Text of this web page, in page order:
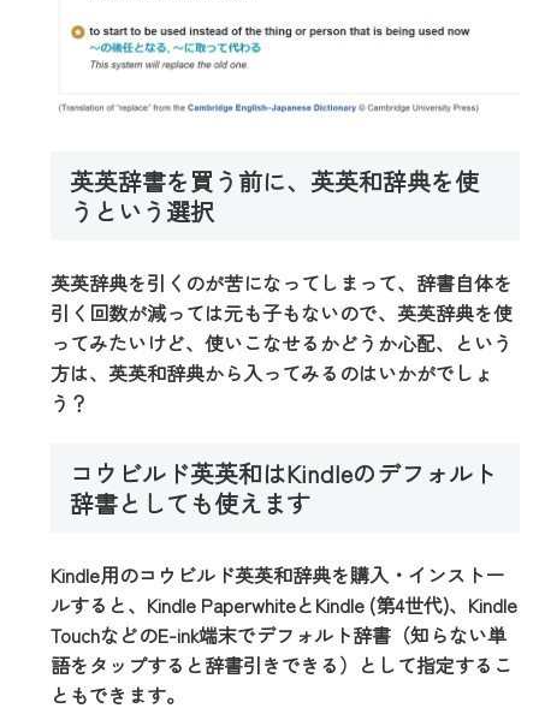
英英辞書を買う前に、英英和辞典を使
うという選択
英英辞典を引くのが苦になってしまって、辞書自体を
引く回数が減っては元も子もないので、英英辞典を使
ってみたいけど、使いこなせるかどうか心配、という
方は、英英和辞典から入ってみるのはいかがでしょ
う？
コウビルド英英和はKindleのデフォルト
辞書としても使えます
Kindle用のコウビルド英英和辞典を購入・インストー
ルすると、Kindle PaperwhiteとKindle (第4世代)、Kindle
TouchなどのE-ink端末でデフォルト辞書（知らない単
語をタップすると辞書引きできる）として指定するこ
ともできます。